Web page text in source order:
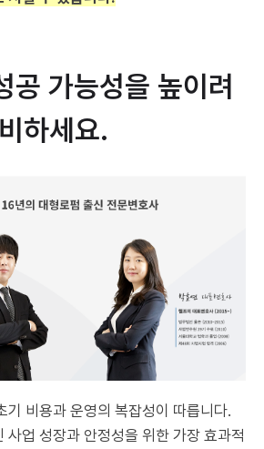
공 가능성을 높이려
하세요.
기 비용과 운영의 복잡성이 따릅니다.
사업 성장과 안정성을 위한 가장 효과적